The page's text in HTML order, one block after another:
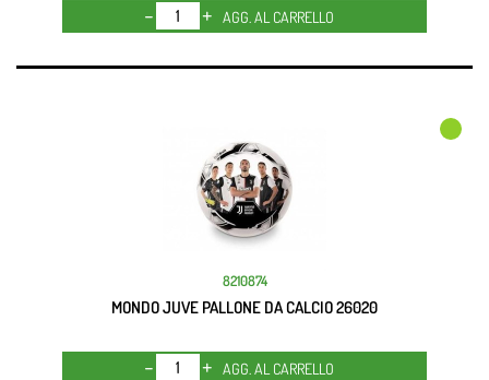
Quantità
AGG. AL CARRELLO
8210874
MONDO JUVE PALLONE DA CALCIO 26020
Quantità
AGG. AL CARRELLO